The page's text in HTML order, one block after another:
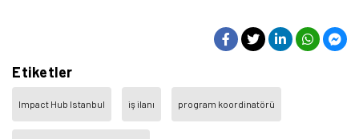
Etiketler
Impact Hub Istanbul iş ilanı program koordinatörü